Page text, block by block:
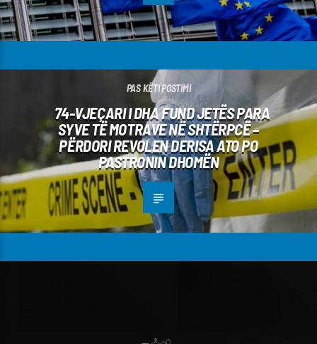
PAS KËTI POSTIMI
74-VJEÇARI I DHA FUND JETËS PARA
SYVE TË MOTRAVE NË SHTËRPCË –
PËRDORI REVOLEN DERISA ATO PO
PASTRONIN DHOMËN